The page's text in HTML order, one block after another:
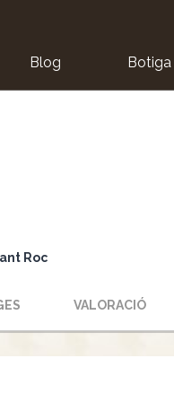
Blog Botiga
Roc
VALORACIÓ